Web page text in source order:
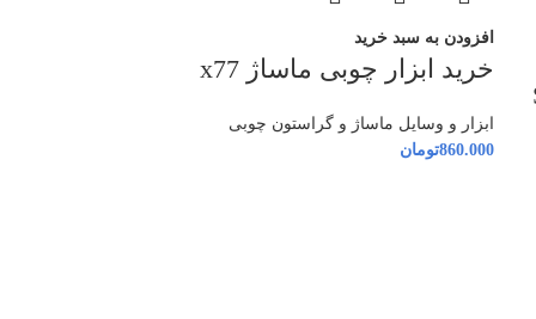
افزودن به سبد خرید
خرید ابزار چوبی ماساژ x77
ابزار و وسایل ماساژ و گراستون چوبی
860.000تومان